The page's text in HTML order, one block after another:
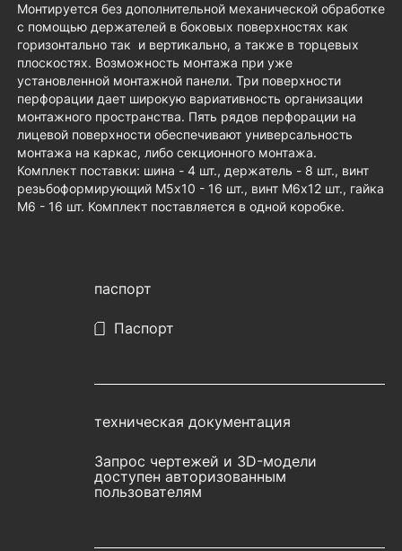
Монтируется без дополнительной механической обработке
с помощью держателей в боковых поверхностях как
горизонтально так и вертикально, а также в торцевых
плоскостях. Возможность монтажа при уже
установленной монтажной панели. Три поверхности
перфорации дает широкую вариативность организации
монтажного пространства. Пять рядов перфорации на
лицевой поверхности обеспечивают универсальность
монтажа на каркас, либо секционного монтажа.
Комплект поставки: шина - 4 шт., держатель - 8 шт., винт
резьбоформирующий М5х10 - 16 шт., винт М6х12 шт., гайка
М6 - 16 шт. Комплект поставляется в одной коробке.
паспорт
Паспорт
техническая документация
Запрос чертежей и 3D-модели
доступен авторизованным
пользователям